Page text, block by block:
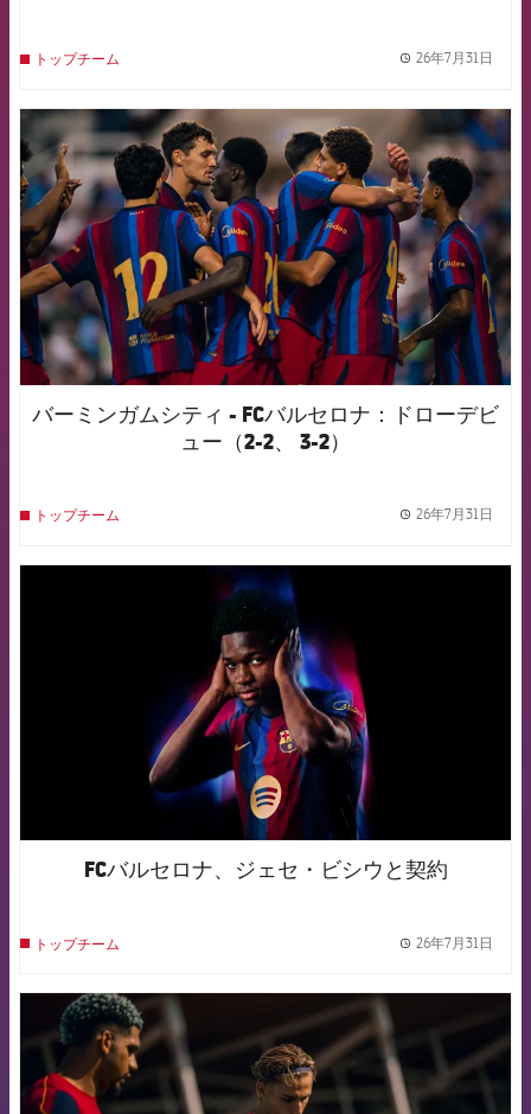
トップチーム 26年7月31日
FCB Barcelona badge
バーミンガムシティ - FCバルセロナ：ドローデビ
ュー（2-2、 3-2）
トップチーム 26年7月31日
FCB Barcelona badge
FCバルセロナ、ジェセ・ビシウと契約
トップチーム 26年7月31日
FCB Barcelona badge